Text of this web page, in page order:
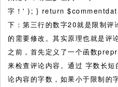
字！' ); } return
下：第三行的数字20就是限制评
的需要修改。其实原理也就是评
之前，首先定义了一个函数
来检查评论内容。通过 字数长
论内容的字数，如果小于限制